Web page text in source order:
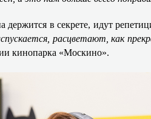
в секрете, идут
расцветают, как
кинопарка «Москино».